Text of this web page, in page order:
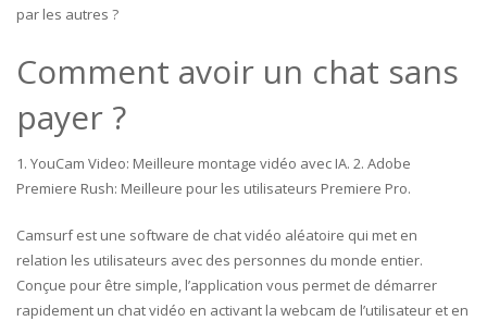
par les autres ?
Comment avoir un chat sans
payer ?
1. YouCam Video: Meilleure montage vidéo avec IA. 2. Adobe
Premiere Rush: Meilleure pour les utilisateurs Premiere Pro.
Camsurf est une software de chat vidéo aléatoire qui met en
relation les utilisateurs avec des personnes du monde entier.
Conçue pour être simple, l’application vous permet de démarrer
rapidement un chat vidéo en activant la webcam de l’utilisateur et en